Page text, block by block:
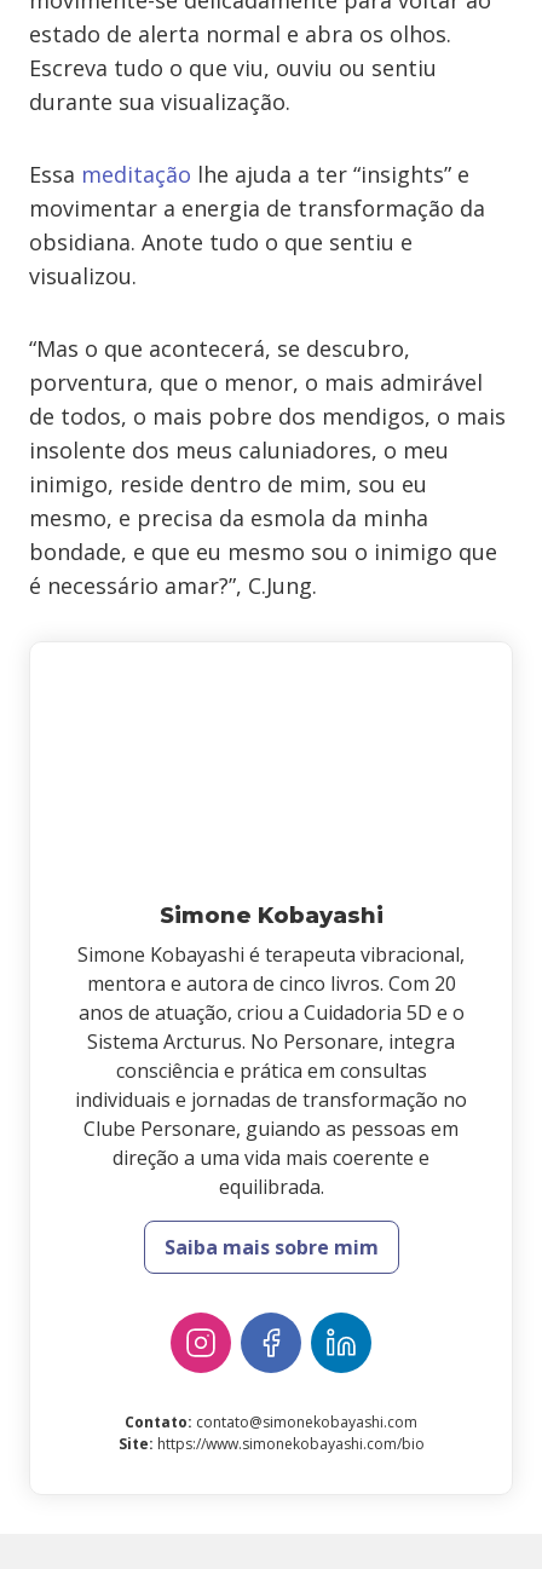
estado de alerta normal e abra os olhos.
Escreva tudo o que viu, ouviu ou sentiu
durante sua visualização.
Essa meditação lhe ajuda a ter “insights” e
movimentar a energia de transformação da
obsidiana. Anote tudo o que sentiu e
visualizou.
“Mas o que acontecerá, se descubro,
porventura, que o menor, o mais admirável
de todos, o mais pobre dos mendigos, o mais
insolente dos meus caluniadores, o meu
inimigo, reside dentro de mim, sou eu
mesmo, e precisa da esmola da minha
bondade, e que eu mesmo sou o inimigo que
é necessário amar?”, C.Jung.
Simone Kobayashi
Simone Kobayashi é terapeuta vibracional,
mentora e autora de cinco livros. Com 20
anos de atuação, criou a Cuidadoria 5D e o
Sistema Arcturus. No Personare, integra
consciência e prática em consultas
individuais e jornadas de transformação no
Clube Personare, guiando as pessoas em
direção a uma vida mais coerente e
equilibrada.
Saiba mais sobre mim
Contato: contato@simonekobayashi.com
Site: https://www.simonekobayashi.com/bio